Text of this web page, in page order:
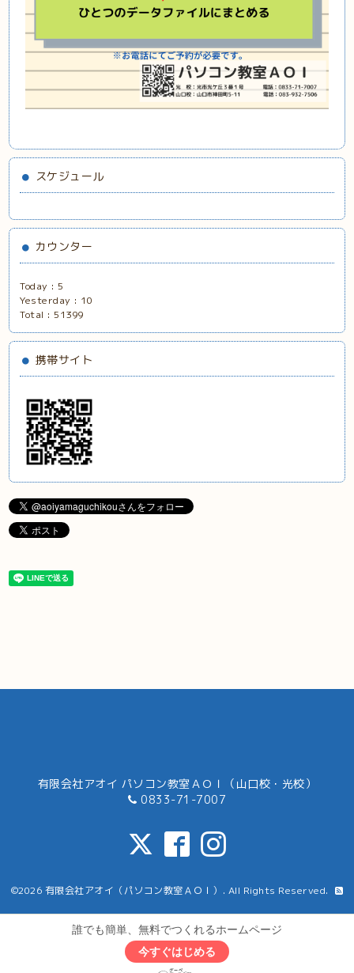
スケジュール
カウンター
Today :5
Yesterday : 10
Total :51399
携帯サイト
有限会社アオイ パソコン教室ＡＯＩ（山口校・光校）
0833-71-7007
©2026 有限会社アオイ（パソコン教室ＡＯＩ） . All Rights Reserved.
誰でも簡単、無料でつくれるホームページ
今すぐはじめる